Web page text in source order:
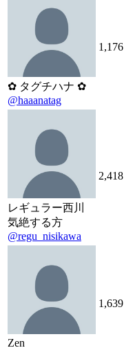
✿ タグチハナ ✿
@haaanatag
1,176
レギュラー西川
気絶する方
@regu_nisikawa
2,418
Zen
1,639